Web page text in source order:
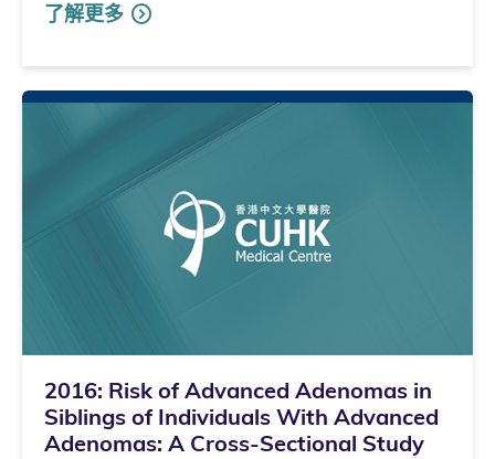
了解更多
2016: Risk of Advanced Adenomas in
Siblings of Individuals With Advanced
Adenomas: A Cross-Sectional Study